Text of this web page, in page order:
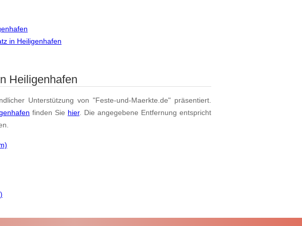
in Heiligenhafen
Heiligenhafen
Unterstützung von "Feste-und-Maerkte.de" präsentiert.
finden Sie hier. Die angegebene Entfernung entspricht